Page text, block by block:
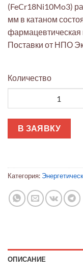
(FeCr18Ni10Mo3)
мм в катаном
Поставки от НПО
Количество
В ЗАЯВКУ
Категория:
ОПИСАНИЕ